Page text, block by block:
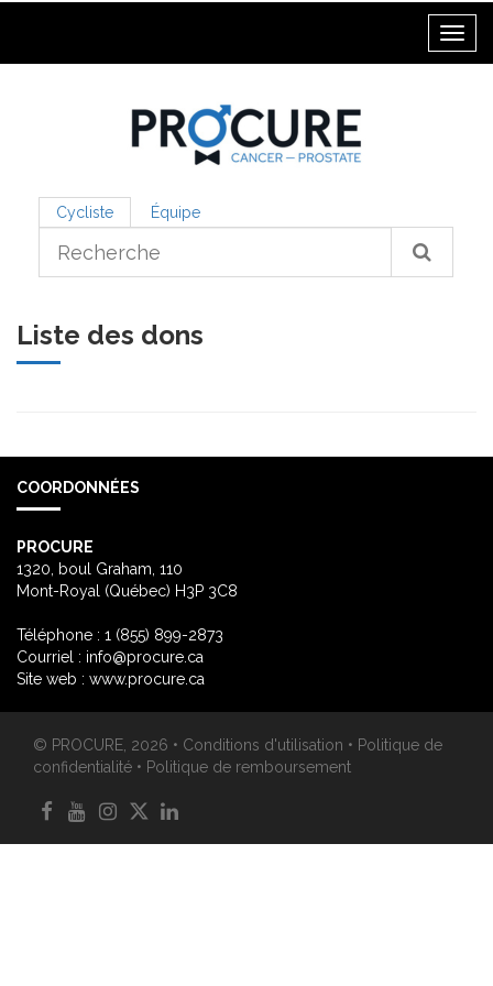
Cycliste Équipe
Liste des dons
COORDONNÉES
PROCURE
1320, boul Graham, 110
Mont-Royal (Québec) H3P 3C8
Téléphone : 1 (855) 899-2873
Courriel : info@procure.ca
Site web : www.procure.ca
© PROCURE, 2026 • Conditions d'utilisation • Politique de
confidentialité • Politique de remboursement